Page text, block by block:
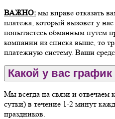
ВАЖНО: мы вправе отказать
платежа, который вызовет у
попытаетесь обманным путем
компании из списка выше, то
платежную систему. Ваши
Какой у вас
Мы всегда на связи и отвечаем
сутки) в течение 1-2 минут
праздников.